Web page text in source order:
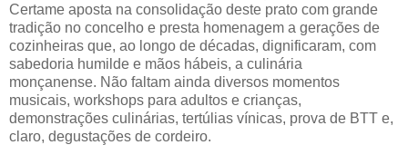
Certame aposta na consolidação deste prato com grande
tradição no concelho e presta homenagem a gerações de
cozinheiras que, ao longo de décadas, dignificaram, com
sabedoria humilde e mãos hábeis, a culinária
monçanense. Não faltam ainda diversos momentos
musicais, workshops para adultos e crianças,
demonstrações culinárias, tertúlias vínicas, prova de BTT e,
claro, degustações de cordeiro.